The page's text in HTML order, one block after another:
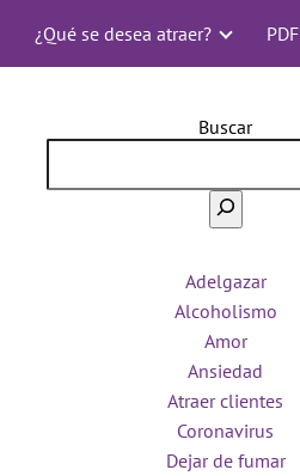
¿Qué se desea atraer? PDF
Buscar
Adelgazar
Alcoholismo
Amor
Ansiedad
Atraer clientes
Coronavirus
Dejar de fumar